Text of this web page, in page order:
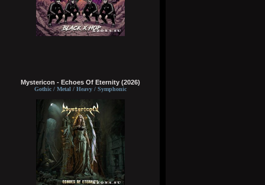
Mystericon - Echoes Of Eternity (2026)
Gothic / Metal / Heavy / Symphonic